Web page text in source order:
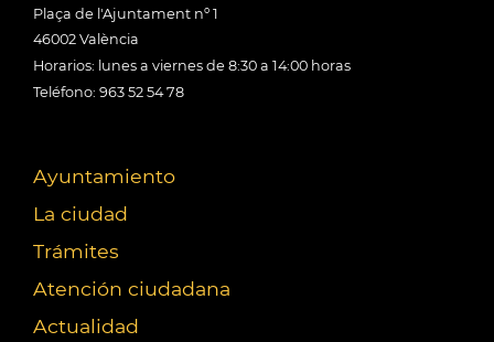
Plaça de l'Ajuntament nº 1
46002 València
Horarios: lunes a viernes de 8:30 a 14:00 horas
Teléfono: 963 52 54 78
Ayuntamiento
La ciudad
Trámites
Atención ciudadana
Actualidad